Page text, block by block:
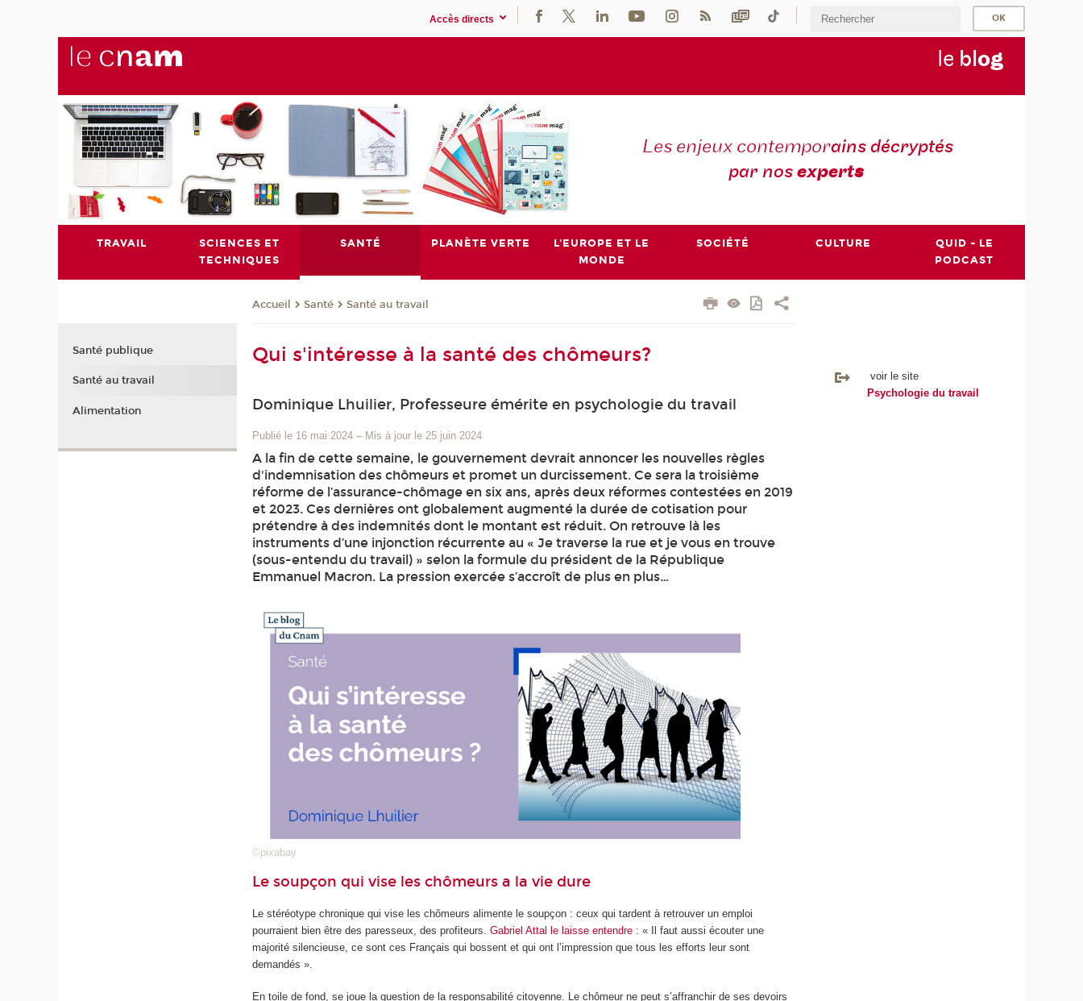
Accès directs
le blog
Les enjeux contemporains décryptés
par nosexperts
TRAVAIL
SCIENCES ET
TECHNIQUES
SANTÉ PLANÈTE VERTE
L'EUROPE ET LE
MONDE
SOCIÉTÉ CULTURE
QUID - LE
PODCAST
Accueil Santé Santé au travail
Qui s'intéresse à la santé des chômeurs?
Dominique Lhuilier, Professeure émérite en psychologie du travail
Publié le 16 mai 2024 – Mis à jour le 25 juin 2024
A la fin de cette semaine, le gouvernement devrait annoncer les nouvelles règles
d'indemnisation des chômeurs et promet un durcissement. Ce sera la troisième
réforme de l’assurance-chômage en six ans, après deux réformes contestées en 2019
et 2023. Ces dernières ont globalement augmenté la durée de cotisation pour
prétendre à des indemnités dont le montant est réduit. On retrouve là les
instruments d’une injonction récurrente au « Je traverse la rue et je vous en trouve
(sous-entendu du travail) » selon la formule du président de la République
Emmanuel Macron. La pression exercée s’accroît de plus en plus…
©pixabay
Le soupçon qui vise les chômeurs a la vie dure
Le stéréotype chronique qui vise les chômeurs alimente le soupçon : ceux qui tardent à retrouver un emploi
pourraient bien être des paresseux, des profiteurs.Gabriel Attal le laisse entendre : « Il faut aussi écouter une
majorité silencieuse, ce sont ces Français qui bossent et qui ont l’impression que tous les efforts leur sont
demandés ».
En toile de fond, se joue la question de la responsabilité citoyenne. Le chômeur ne peut s’affranchir de ses devoirs
voir le site
Psychologie du travail
Santé publique
Santé au travail
Alimentation